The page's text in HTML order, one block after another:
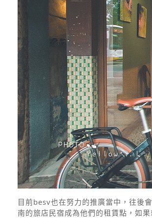
目前besv也在努力的推廣當中，往後
南的旅店民宿成為他們的租賃點，如